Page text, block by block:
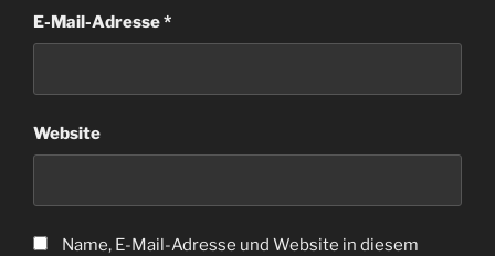
E-Mail-Adresse*
Website
Name, E-Mail-Adresse und Website in diesem